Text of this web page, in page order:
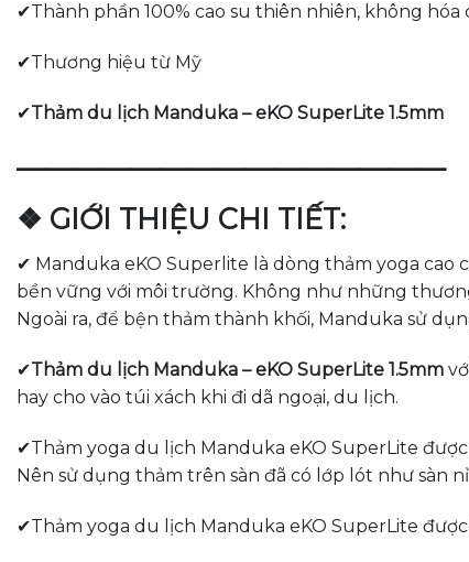
✔Thành phần 100% cao su thiên nhiên, không
✔Thương hiệu từ Mỹ
✔Thảm du lịch Manduka – eKO SuperLite 1.5mm
———————————————
❖ GIỚI THIỆU CHI TIẾT:
✔ Manduka eKO Superlite là dòng thảm yoga cao
bền vững với môi trường. Không như những
Ngoài ra, để bện thảm thành khối, Manduka sử
✔Thảm du lịch Manduka – eKO SuperLite 1.5mm
hay cho vào túi xách khi đi dã ngoại, du lịch.
✔Thảm yoga du lịch Manduka eKO SuperLite
Nên sử dụng thảm trên sàn đã có lớp lót như sàn
✔Thảm yoga du lịch Manduka eKO SuperLite